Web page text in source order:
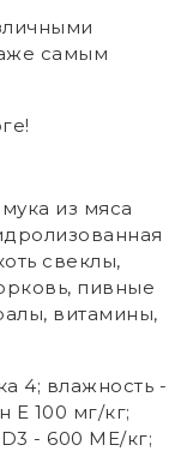
самым
из мяса
свеклы,
пивные
витамины,
4; влажность -
Е 100 мг/кг;
- 600 МЕ/кг;